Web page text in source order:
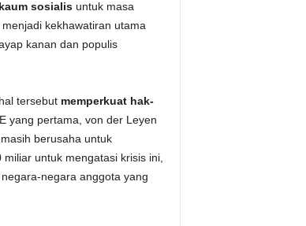
sosialisuntuk masa
kekhawatiran utama
kanan dan populis
tersebut memperkuat hak-
yang pertama, von der Leyen
berusaha untuk
untuk mengatasi krisis ini,
negara anggota yang